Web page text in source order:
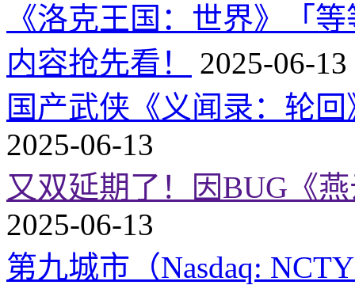
《洛克王国：世界》「
内容抢先看！
2025-06-13
国产武侠《义闻录：轮
2025-06-13
又双延期了！因BUG《
2025-06-13
第九城市（Nasdaq: